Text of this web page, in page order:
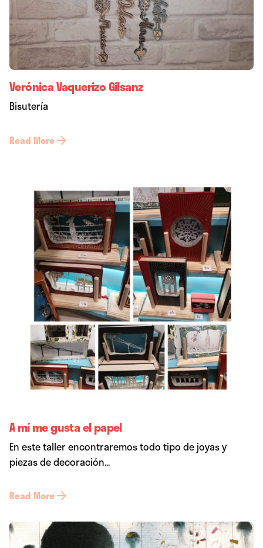
Verónica Vaquerizo Gilsanz
Bisutería
Read More
A mí me gusta el papel
En este taller encontraremos todo tipo de joyas y
piezas de decoración...
Read More